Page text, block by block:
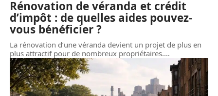
Rénovation de véranda et crédit
d’impôt : de quelles aides pouvez-
vous bénéficier ?
La rénovation d’une véranda devient un projet de plus en
plus attractif pour de nombreux propriétaires.…